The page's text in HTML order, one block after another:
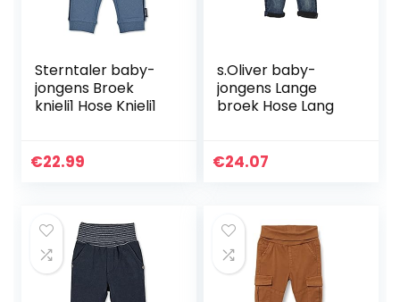
Sterntaler baby-
jongens Broek
knieli1 Hose Knieli1
€22.99
s.Oliver baby-
jongens Lange
broek Hose Lang
€24.07